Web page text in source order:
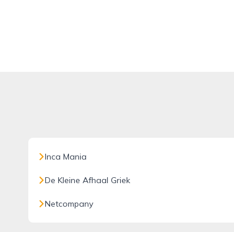
Inca Mania
De Kleine Afhaal Griek
Netcompany